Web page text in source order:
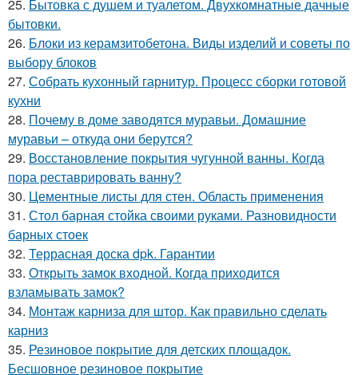
25. Бытовка с душем и туалетом. Двухкомнатные дачные
бытовки.
26. Блоки из керамзитобетона. Виды изделий и советы по
выбору блоков
27. Собрать кухонный гарнитур. Процесс сборки готовой
кухни
28. Почему в доме заводятся муравьи. Домашние
муравьи – откуда они берутся?
29. Восстановление покрытия чугунной ванны. Когда
пора реставрировать ванну?
30. Цементные листы для стен. Область применения
31. Стол барная стойка своими руками. Разновидности
барных стоек
32. Террасная доска dpk. Гарантии
33. Открыть замок входной. Когда приходится
взламывать замок?
34. Монтаж карниза для штор. Как правильно сделать
карниз
35. Резиновое покрытие для детских площадок.
Бесшовное резиновое покрытие